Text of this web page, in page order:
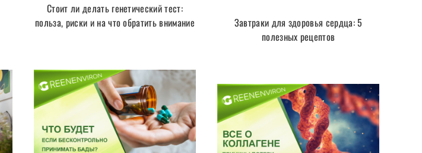
Стоит ли делать генетический тест:
польза, риски и на что обратить внимание
Завтраки для здоровья сердца: 5
полезных рецептов